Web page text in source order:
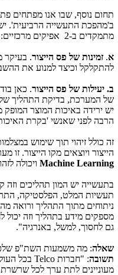
תחום נוסף, שבו אנו מפתחים
ב'מהפכת התעשייה הרביעית'.
מתמקדים ב-2 אפיקים מרכזיים:
א. זמינות של פס הייצור. בעיקר
להתקלקל וכיצד למנוע את
ב. יעילות של פס הייצור. כאן
של המערכת, בדיקת התהליך
יש ירידה באיכות המוצר המופק
הרבה לפני שאנשי 'בקרת
זה כולל זיהוי תוך שימוש
הייצור ויוצאים מקו הייצור.
Machine Learning ויכולה
בתעשייה יש המון תהליכים וזה
תעשיות המלט, הפלסטיקה,
ניתוחים מתוך התהליך ורואה
מספקים מידע בתהליך וזה יכול
גם לחסוך, למשל, באנרגיה".
שאלה: מה משמעות השת"פ
תשובה: "חברות Telco בכל
מעוניינים לתת ערך לכל